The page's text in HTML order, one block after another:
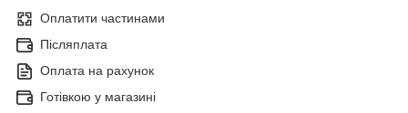
Оплатити частинами
Післяплата
Оплата на рахунок
Готівкою у магазині